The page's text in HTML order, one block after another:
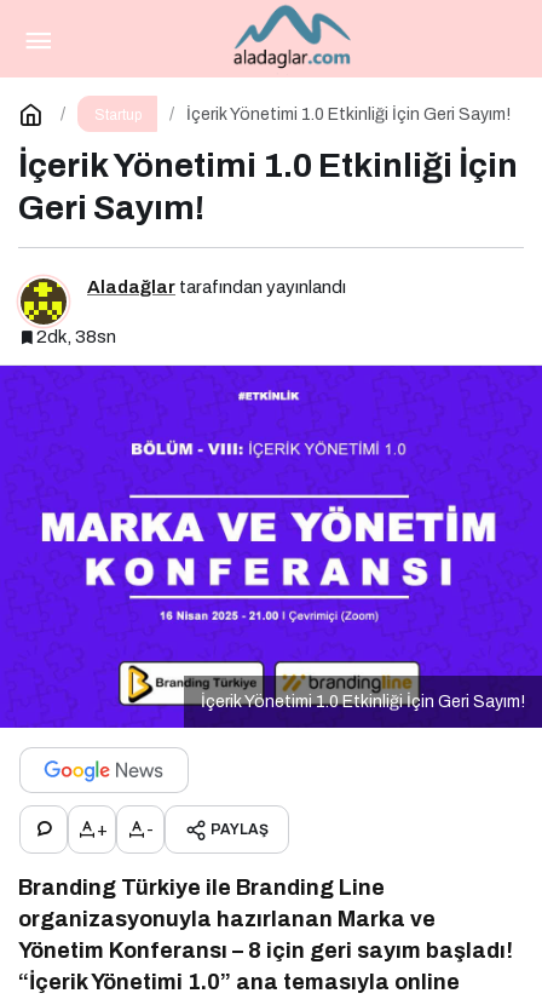
Startup İçerik Yönetimi 1.0 Etkinliği İçin Geri Sayım!
İçerik Yönetimi 1.0 Etkinliği İçin
Geri Sayım!
Aladağlar tarafından yayınlandı
2dk, 38sn
İçerik Yönetimi 1.0 Etkinliği İçin Geri Sayım!
+ - PAYLAŞ
Branding Türkiye ile Branding Line
organizasyonuyla hazırlanan Marka ve
Yönetim Konferansı – 8 için geri sayım başladı!
“İçerik Yönetimi 1.0” ana temasıyla online
Dünya Pazarlama Zirvesi 2025
Yorum Yap